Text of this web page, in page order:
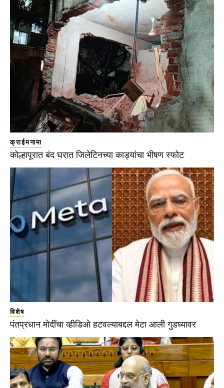
क्राईमनामा
कोल्हापूरात बंद घरात जिलेटिनच्या काड्यांचा भीषण स्फोट
विशेष
पंतप्रधान मोदींचा व्हीडिओ हटवल्याबद्दल मेटा आली गुडघ्यावर